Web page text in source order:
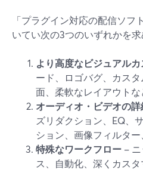
「プラグイン対応の配信ソフ
いてい次の3つのいずれかを求
より高度なビジュアル
ード、ロゴバグ、カス
面、柔軟なレイアウトな
オーディオ・ビデオの
ズリダクション、EQ、
ション、画像フィルター
特殊なワークフロー –
ス、自動化、深くカスタ